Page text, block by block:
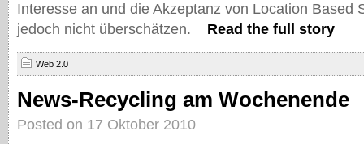
Interesse an und die Akzeptanz von Location Based
jedoch nicht überschätzen.
Read the full story
Web 2.0
News-Recycling am Wochenende
Posted on 17 Oktober 2010